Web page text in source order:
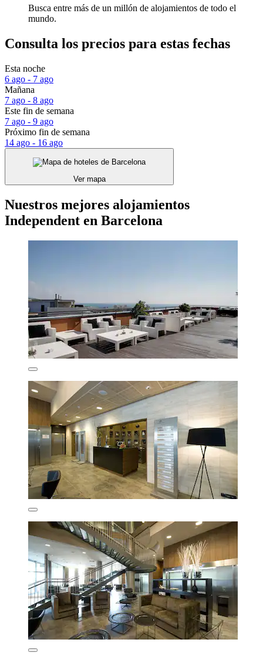
Busca entre más de un millón de alojamientos de todo el
mundo.
Consulta los precios para estas fechas
Esta noche
6 ago - 7 ago
Mañana
7 ago - 8 ago
Este fin de semana
7 ago - 9 ago
Próximo fin de semana
14 ago - 16 ago
Ver mapa
Nuestros mejores alojamientos
Independent en Barcelona